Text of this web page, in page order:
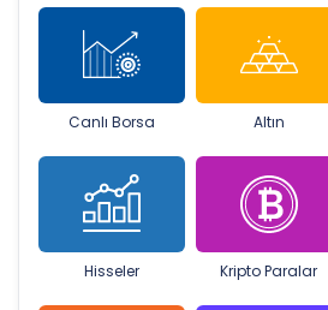
Canlı Borsa Altın
Hisseler Kripto Paralar